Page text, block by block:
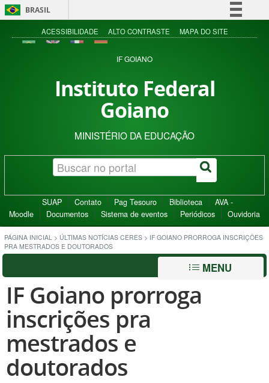
BRASIL
Simplifique!
Acesso à informação
ACESSIBILIDADE ALTO CONTRASTE MAPA DO SITE
IF GOIANO
Instituto Federal
Goiano
MINISTÉRIO DA EDUCAÇÃO
SUAP Contato Pag Tesouro Biblioteca
AVA -
Moodle
Documentos Sistema de eventos Periódicos Ouvidoria
PÁGINA INICIAL > ÚLTIMAS NOTÍCIAS CERES > IF GOIANO PRORROGA INSCRIÇÕES
PRA MESTRADOS E DOUTORADOS
MENU
IF Goiano prorroga
inscrições pra
mestrados e
doutorados